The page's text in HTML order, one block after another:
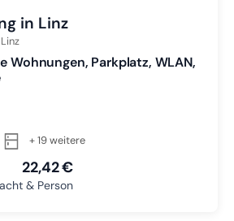
in Linz
Linz
Wohnungen, Parkplatz, WLAN,
+ 19 weitere
22,42 €
& Person